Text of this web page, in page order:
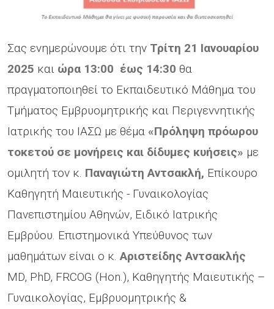
Σας ενημερώνουμε ότι την Τρίτη 21 Ιανουαρίου
2025 και ώρα 13:00 έως 14:30 θα
πραγματοποιηθεί το Εκπαιδευτικό Μάθημα του
Τμήματος Εμβρυομητρικής και Περιγεννητικής
Ιατρικής του ΙΑΣΩ με θέμα «Πρόληψη πρόωρου
τοκετού σε μονήρεις και δίδυμες κυήσεις» με
ομιλητή τον κ. Παναγιώτη Αντσακλή, Επίκουρο
Καθηγητή Μαιευτικής - Γυναικολογίας
Πανεπιστημίου Αθηνών, Ειδικό Ιατρικής
Εμβρύου. Επιστημονικά Υπεύθυνος των
μαθημάτων είναι ο κ.Αριστείδης Αντσακλής
MD, PhD, FRCOG (Hon.), Καθηγητής Μαιευτικής –
Γυναικολογίας, Εμβρυομητρικής &